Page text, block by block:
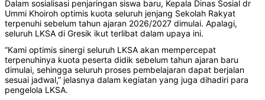
Dalam sosialisasi penjaringan siswa baru, Kepala Dinas Sosial dr
Ummi Khoiroh optimis kuota seluruh jenjang Sekolah Rakyat
terpenuhi sebelum tahun ajaran 2026/2027 dimulai. Apalagi,
seluruh LKSA di Gresik ikut terlibat dalam upaya ini.
“Kami optimis sinergi seluruh LKSA akan mempercepat
terpenuhinya kuota peserta didik sebelum tahun ajaran baru
dimulai, sehingga seluruh proses pembelajaran dapat berjalan
sesuai jadwal,” jelasnya dalam kegiatan yang juga dihadiri para
pengelola LKSA.